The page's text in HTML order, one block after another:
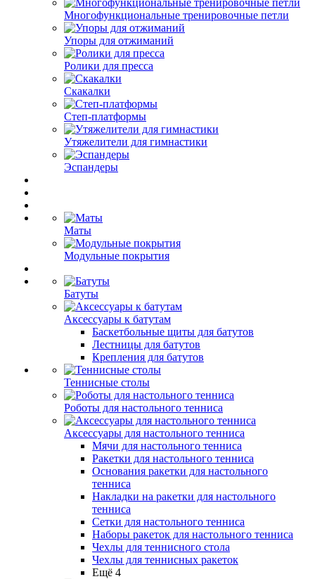
Многофункциональные тренировочные петли
Упоры для отжиманий
Ролики для пресса
Скакалки
Степ-платформы
Утяжелители для гимнастики
Эспандеры
Маты
Модульные покрытия
Батуты
Аксессуары к батутам
Баскетбольные щиты для батутов
Лестницы для батутов
Крепления для батутов
Теннисные столы
Роботы для настольного тенниса
Аксессуары для настольного тенниса
Мячи для настольного тенниса
Ракетки для настольного тенниса
Основания ракетки для настольного
тенниса
Накладки на ракетки для настольного
тенниса
Сетки для настольного тенниса
Наборы ракеток для настольного тенниса
Чехлы для теннисного стола
Чехлы для теннисных ракеток
Ещё 4